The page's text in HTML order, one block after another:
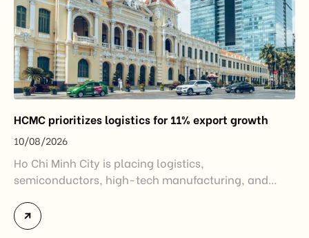
HCMC prioritizes logistics for 11% export growth
10/08/2026
Ho Chi Minh City is placing logistics,
semiconductors, high-tech manufacturing, and
export development strategy for 2026–2030. Under
the city’s newly issued action plan, Ho Chi Minh City